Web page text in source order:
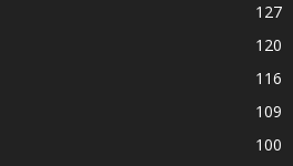
127
120
116
109
100